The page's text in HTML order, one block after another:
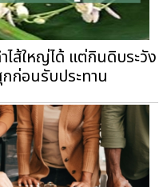
ไส้ใหญ่ได้ แต่กินดิบระวัง
ก่อนรับประทาน